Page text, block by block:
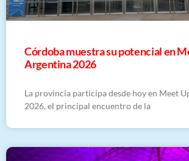
Córdoba muestra su potencial en
Argentina 2026
La provincia participa desde hoy en Meet
2026, el principal encuentro de la